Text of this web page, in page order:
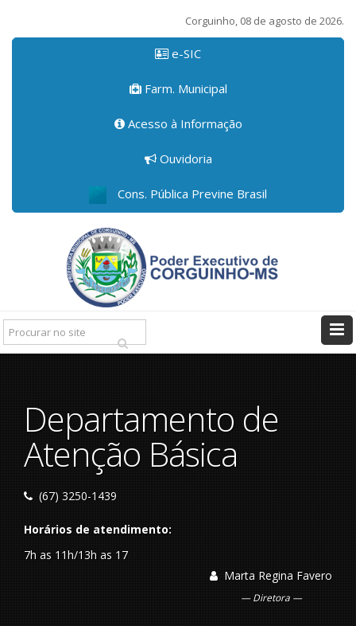
Corguinho, 08 de agosto de 2026.
e-SIC
Farm. Municipal
Acesso à Informação
Ouvidoria
Cons. Pública Previne Brasil
Pesquisar:
Departamento de
Atenção Básica
(67) 3250-1439
Horários de atendimento:
7h as 11h/13h as 17
Marta Regina Favero
Diretora